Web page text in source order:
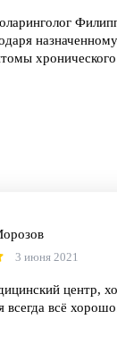
хронического
3 июня 2021
центр,
всегда всё